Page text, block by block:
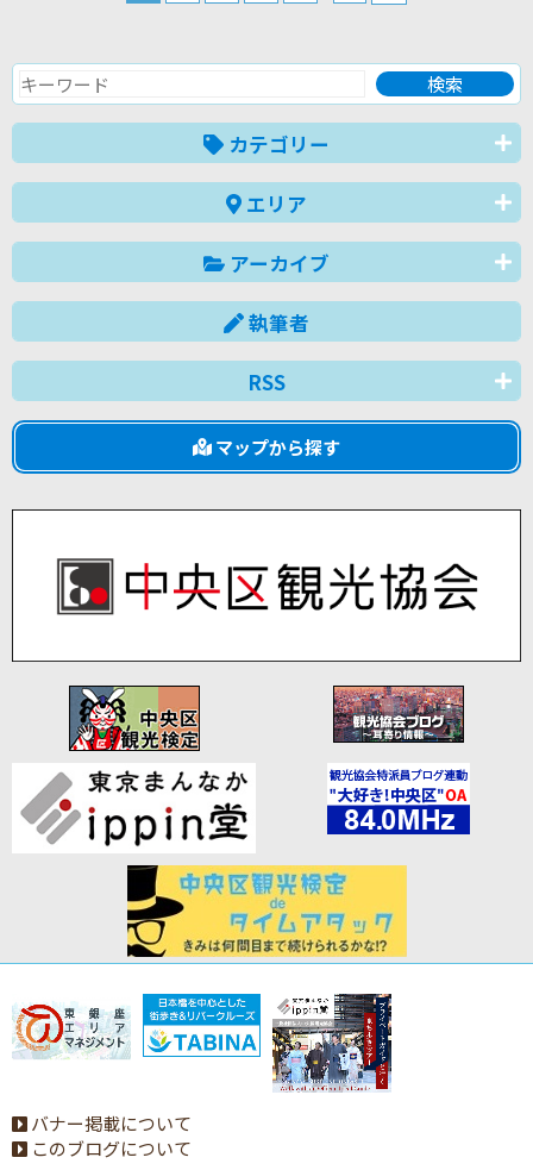
カテゴリー
エリア
アーカイブ
執筆者
RSS
マップから探す
バナー掲載について
このブログについて